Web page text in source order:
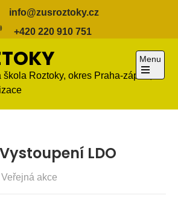
info@zusroztoky.cz
+420 220 910 751
Roztoky, okres Praha-západ,
Menu
Open
menu
LDO
Veřejná akce